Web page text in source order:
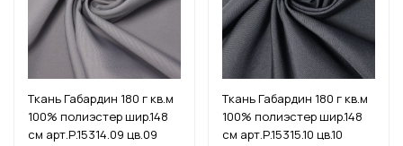
Ткань Габардин 180 г кв.м
100% полиэстер шир.148
см арт.Р.15314.09 цв.09
Ткань Габардин 180 г кв.м
100% полиэстер шир.148
см арт.Р.15315.10 цв.10